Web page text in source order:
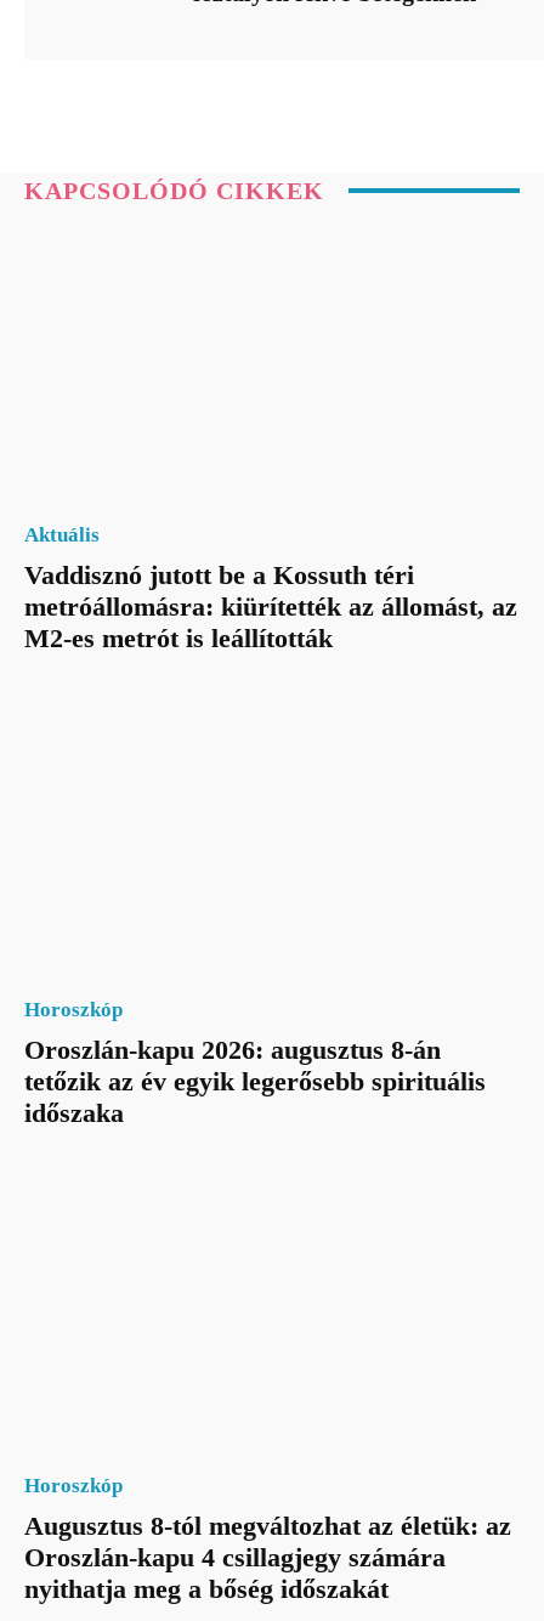
KAPCSOLÓDÓ CIKKEK
Aktuális
Vaddisznó jutott be a Kossuth téri
metróállomásra: kiürítették az állomást, az
M2-es metrót is leállították
Horoszkóp
Oroszlán-kapu 2026: augusztus 8-án
tetőzik az év egyik legerősebb spirituális
időszaka
Horoszkóp
Augusztus 8-tól megváltozhat az életük: az
Oroszlán-kapu 4 csillagjegy számára
nyithatja meg a bőség időszakát